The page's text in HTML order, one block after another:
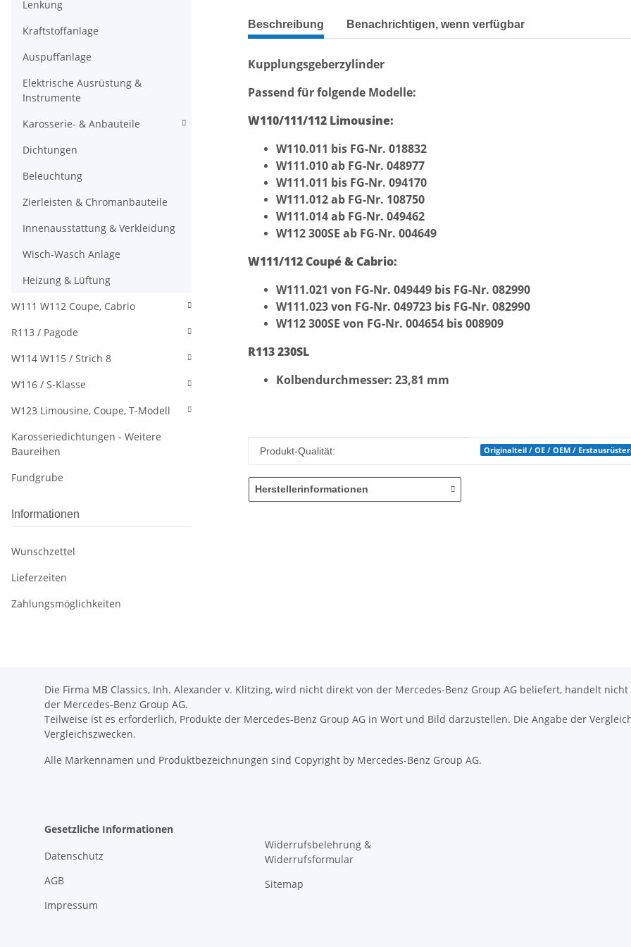
weitere Registerkarten anzeigen
Beschreibung Benachrichtigen, wenn verfügbar
Kupplungsgeberzylinder
Passend für folgende Modelle:
W110/111/112 Limousine:
W110.011 bis FG-Nr. 018832
W111.010 ab FG-Nr. 048977
W111.011 bis FG-Nr. 094170
W111.012 ab FG-Nr. 108750
W111.014 ab FG-Nr. 049462
W112 300SE ab FG-Nr. 004649
W111/112 Coupé & Cabrio:
W111.021 von FG-Nr. 049449 bis FG-Nr. 082990
W111.023 von FG-Nr. 049723 bis FG-Nr. 082990
W112 300SE von FG-Nr. 004654 bis 008909
R113 230SL
Kolbendurchmesser: 23,81 mm
Produkteigenschaft
Wert
Produkt-Qualität: Originalteil / OE / OEM /
Herstellerinformationen
Lenkung
Kraftstoffanlage
Auspuffanlage
Elektrische Ausrüstung &
Instrumente
Karosserie- & Anbauteile
Dichtungen
Beleuchtung
Zierleisten & Chromanbauteile
Innenausstattung & Verkleidung
Wisch-Wasch Anlage
Heizung & Lüftung
W111 W112 Coupe, Cabrio
R113 / Pagode
W114 W115 / Strich 8
W116 / S-Klasse
W123 Limousine, Coupe, T-Modell
Karosseriedichtungen - Weitere
Baureihen
Fundgrube
Informationen
Wunschzettel
Lieferzeiten
Zahlungsmöglichkeiten
Die Firma MB Classics, Inh. Alexander v. Klitzing, wird nicht direkt von der Mercedes-Benz Group AG beliefert, handelt
der Mercedes-Benz Group AG.
Teilweise ist es erforderlich, Produkte der Mercedes-Benz Group AG in Wort und Bild darzustellen. Die Angabe der
Vergleichszwecken.
Alle Markennamen und Produktbezeichnungen sind Copyright by Mercedes-Benz Group AG.
Gesetzliche Informationen
Datenschutz
AGB
Impressum
Widerrufsbelehrung &
Widerrufsformular
Sitemap